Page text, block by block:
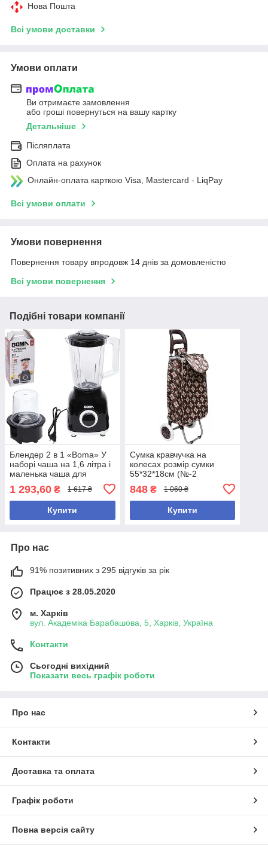
Нова Пошта
Всі умови доставки
Умови оплати
Ви отримаєте замовлення
або гроші повернуться на вашу картку
Детальніше
Післяплата
Оплата на рахунок
Онлайн-оплата карткою Visa, Mastercard - LiqPay
Всі умови оплати
Умови повернення
Повернення товару впродовж 14 днів за домовленістю
Всі умови повернення
Подібні товари компанії
Блендер 2 в 1 «Boma» У
наборі чаша на 1,6 літра і
маленька чаша для
перетирання кави, горіхів,
Потужність 350 W
1 293,60 ₴ 1 617 ₴
Купити
Сумка кравчучка на
колесах розмір сумки
55*32*18см (№-2
848₴ 1 060 ₴
Купити
Про нас
91% позитивних з 295 відгуків за рік
Працює з 28.05.2020
м. Харків
вул. Академіка Барабашова, 5, Харків, Україна
Контакти
Сьогодні вихідний
Показати весь графік роботи
Про нас
Контакти
Доставка та оплата
Графік роботи
Повна версія сайту